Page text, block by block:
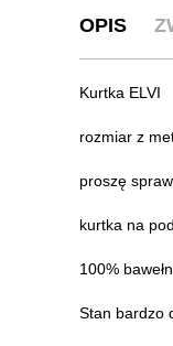
OPIS
Kurtka ELVI
rozmiar z
proszę
kurtka na
100%
Stan bardzo